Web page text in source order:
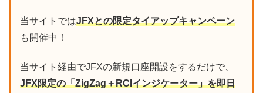
当サイトではJFXとの限定タイアップキャンペーン
も開催中！
当サイト経由でJFXの新規口座開設をするだけで、
JFX限定の「ZigZag＋RCIインジケーター」を即日